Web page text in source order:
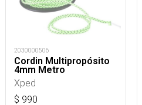
2030000506
Cordin Multipropósito
4mm Metro
Xped
$ 990